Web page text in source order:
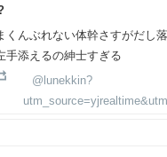
くんぶれない体幹さすがだし
手添えるの紳士すぎる
@lunekkin?